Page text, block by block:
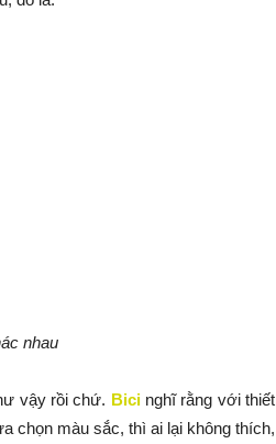
nhau
vậy rồi chứ. Bicinghĩ rằng với thiết
chọn màu sắc, thì ai lại không thích,